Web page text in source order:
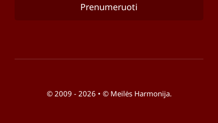
Prenumeruoti
© 2009 - 2026 • © Meilės Harmonija.